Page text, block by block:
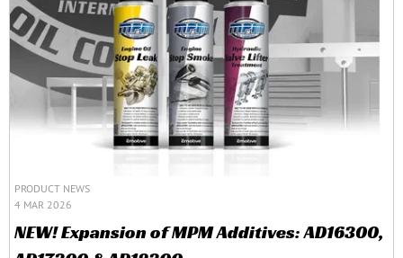
PRODUCT NEWS
4 MAR 2026
NEW! Expansion of MPM Additives: AD16300,